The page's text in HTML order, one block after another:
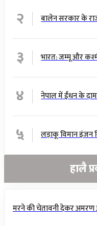
२ बालेन सरकार के
३ भारत: जम्मू और
४ नेपाल में ईंधन के
५ लड़ाकू विमान इंजन
हालै
मरने की चेतावनी देकर अमरण